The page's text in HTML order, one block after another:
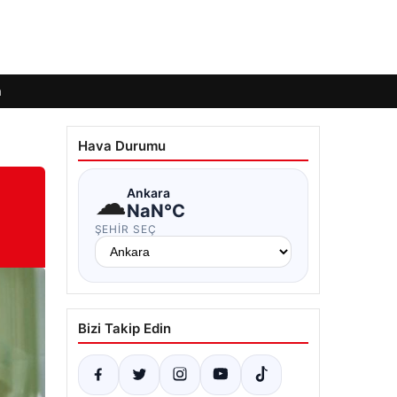
Hava Durumu
☁Ankara
NaN°C
ŞEHIR SEÇ
Bizi Takip Edin